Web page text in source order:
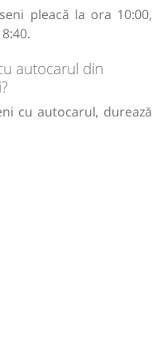
pleacă la ora 10:00,
autocarul din
cu autocarul, durează